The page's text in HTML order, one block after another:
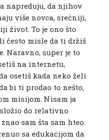
napreduju, da njihov
više novca, srećniji,
život. To je ono što
često misle da ti držiš
Naravno, super je to
na internetu,
osetiš kada neko želi
bi ti prodao to nešto,
misijom. Nisam ja
do relativno
sam šta sam hteo.
sa edukacijom da